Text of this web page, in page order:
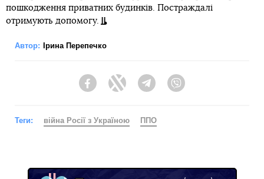
пошкодження приватних будинків. Постраждалі
отримують допомогу.
Автор: Ірина Перепечко
FacebookTwitter Telegram
Теги: війна Росії з Україною ППО